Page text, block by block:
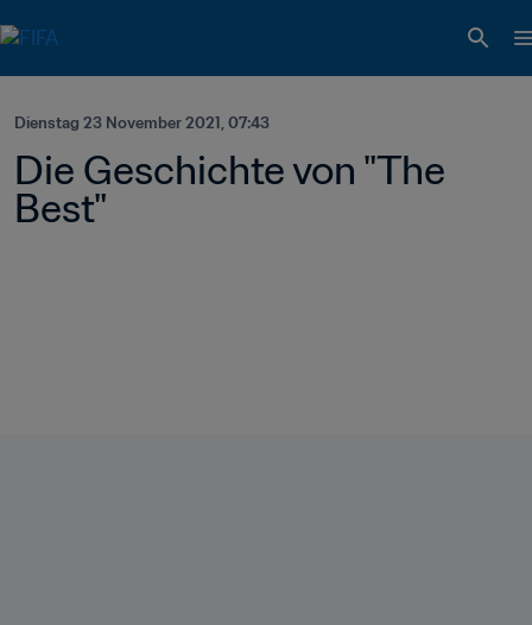
Dienstag 23 November 2021, 07:43
Die Geschichte von "The
Best"